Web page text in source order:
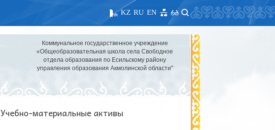
EN
RU
KZ
Коммунальное государственное учреждение
«Общеобразовательная школа села Свободное
отдела образования по Есильскому району
управления образования Акмолинской области"
Учебно-материальные активы